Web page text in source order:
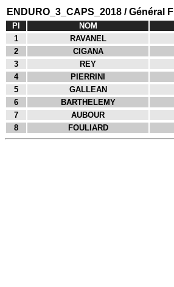
ENDURO_3_CAPS_2018 / Général F
Pl NOM
1
RAVANEL
2
CIGANA
3
REY
4
PIERRINI
5
GALLEAN
6
BARTHELEMY
7
AUBOUR
8
FOULIARD